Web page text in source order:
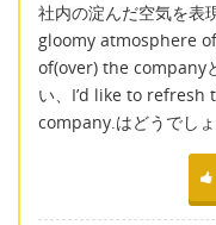
社内の淀んだ空気を表
gloomy atmosphere
of(over) the company
い、I’d like to
company.はどうでし